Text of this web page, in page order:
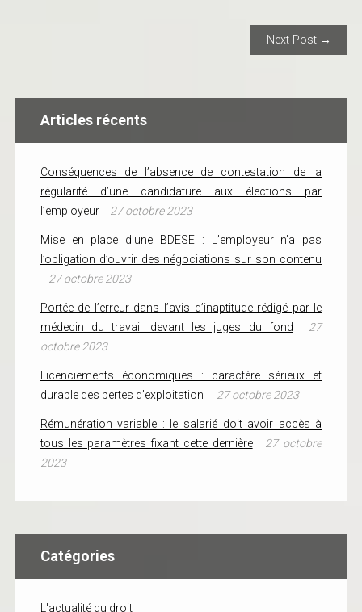
POST NAVIGATIONNext Post →
Articles récents
Conséquences de l’absence de contestation de la
régularité d’une candidature aux élections par
l’employeur
27 octobre 2023
Mise en place d’une BDESE : L’employeur n’a pas
l’obligation d’ouvrir des négociations sur son contenu
27 octobre 2023
Portée de l’erreur dans l’avis d’inaptitude rédigé par le
médecin du travail devant les juges du fond
27
octobre 2023
Licenciements économiques : caractère sérieux et
durable des pertes d’exploitation
27 octobre 2023
Rémunération variable : le salarié doit avoir accès à
tous les paramètres fixant cette dernière
27 octobre
2023
Catégories
L'actualité du droit